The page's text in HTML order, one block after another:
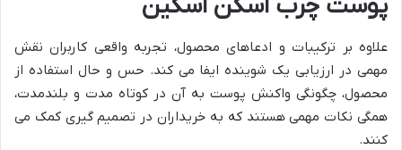
پوست چرب اسکن اسکین
علاوه بر ترکیبات و ادعاهای محصول، تجربه واقعی کاربران نقش
مهمی در ارزیابی یک شوینده ایفا می کند. حس و حال استفاده از
محصول، چگونگی واکنش پوست به آن در کوتاه مدت و بلندمدت،
همگی نکات مهمی هستند که به خریداران در تصمیم گیری کمک می
کنند.